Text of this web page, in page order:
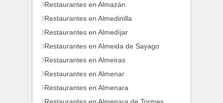
Restaurantes en Almazán
Restaurantes en Almedinilla
Restaurantes en Almedíjar
Restaurantes en Almeida de Sayago
Restaurantes en Almeiras
Restaurantes en Almenar
Restaurantes en Almenara